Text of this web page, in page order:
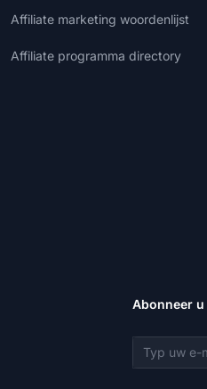
Affiliate marketing woordenlijst
Affiliate programma directory
Abonneer
E-